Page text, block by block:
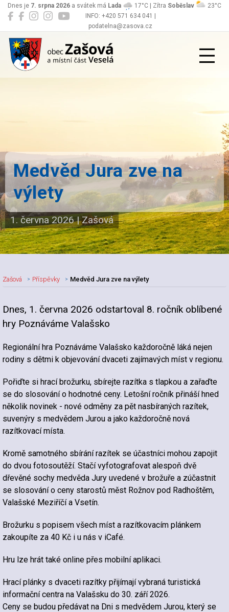
INFO: +420 571 634 041 |
podatelna@zasova.cz
Dnes je 7. srpna 2026 a svátek má Lada 17°C | Zítra Soběslav 23°C
Zašová
Medvěd Jura zve na
výlety
1. června 2026|Zašová
Zašová Příspěvky Medvěd Jura zve na výlety
Nadpis článku
Dnes, 1. června 2026 odstartoval 8. ročník oblíbené
hry Poznáváme Valašsko
Regionální hra Poznáváme Valašsko každoročně láká nejen
rodiny s dětmi k objevování dvaceti zajímavých míst v regionu.
Pořiďte si hrací brožurku, sbírejte razítka s tlapkou a zařaďte
se do slosování o hodnotné ceny. Letošní ročník přináší hned
několik novinek - nové odměny za pět nasbíraných razítek,
suvenýry s medvědem Jurou a jako každoročně nová
razítkovací místa.
Kromě samotného sbírání razítek se účastníci mohou zapojit
do dvou fotosoutěží. Stačí vyfotografovat alespoň dvě
dřevěné sochy medvěda Jury uvedené v brožuře a zúčastnit
se slosování o ceny starostů měst Rožnov pod Radhoštěm,
Valašské Meziříčí a Vsetín.
Brožurku s popisem všech míst a razítkovacím plánkem
zakoupíte za 40 Kč i u nás v iCafé.
Hru lze hrát také online přes mobilní aplikaci.
Hrací plánky s dvaceti razítky přijímají vybraná turistická
informační centra na Valašsku do 30. září 2026.
Ceny se budou předávat na Dni s medvědem Jurou, který se